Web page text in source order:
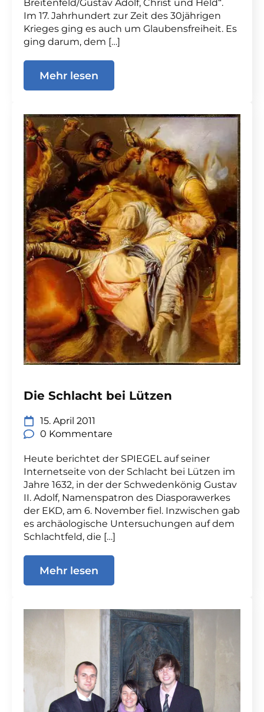
Breitenfeld/Gustav Adolf, Christ und Held“.
Im 17. Jahrhundert zur Zeit des 30jährigen
Krieges ging es auch um Glaubensfreiheit. Es
ging darum, dem […]
Mehr lesen
Die Schlacht bei Lützen
15. April 2011
0 Kommentare
Heute berichtet der SPIEGEL auf seiner
Internetseite von der Schlacht bei Lützen im
Jahre 1632, in der der Schwedenkönig Gustav
II. Adolf, Namenspatron des Diasporawerkes
der EKD, am 6. November fiel. Inzwischen gab
es archäologische Untersuchungen auf dem
Schlachtfeld, die […]
Mehr lesen